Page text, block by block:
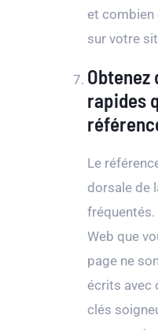
et combien
sur votre
rapides
Le
dorsale de
Web que
page ne
écrits avec
clés